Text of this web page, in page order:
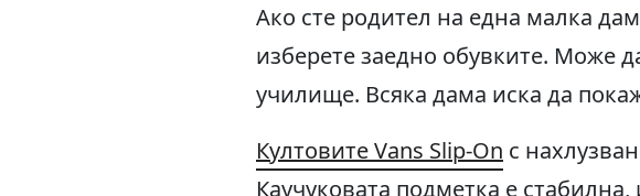
Ако сте родител на една малка
изберете заедно обувките. Може
училище. Всяка дама иска да
Култовите Vans Slip-On с
Каучуковата подметка е